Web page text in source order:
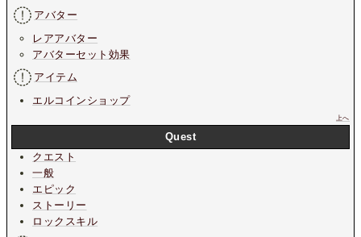
アバター
レアアバター
アバターセット効果
アイテム
エルコインショップ
上へ
Quest
クエスト
一般
エピック
ストーリー
ロックスキル